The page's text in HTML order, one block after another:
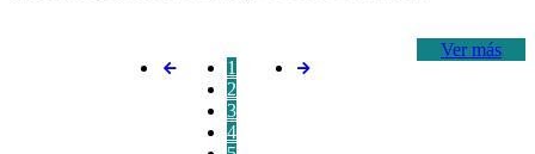
Ver más
1
2
3
4